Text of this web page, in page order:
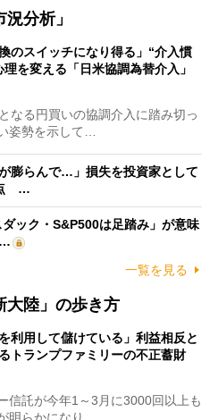
分析」
のスイッチになり得る」“介入慣
を変える「日米協調為替介入」
なる円買いの協調介入に踏み切っ
姿勢を示して…
膨らんで…」損失を投資家として
点 …
ダック・S&P500は足踏み」が意味
…
一覧を見る
大陸」の歩き方
利用して儲けている」利益相反と
トランプファミリーの不正蓄財
託が今年1～3月に3000回以上も